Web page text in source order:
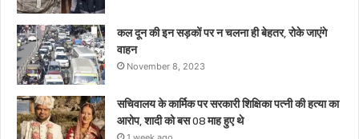
कल दून की इन सड़कों पर न चलना ही बेहतर, रोके जाएंगे
वाहन
November 8, 2023
सचिवालय के कार्मिक पर सरकारी शिक्षिका पत्नी की हत्या का
आरोप, शादी को बस 08 माह हुए थे